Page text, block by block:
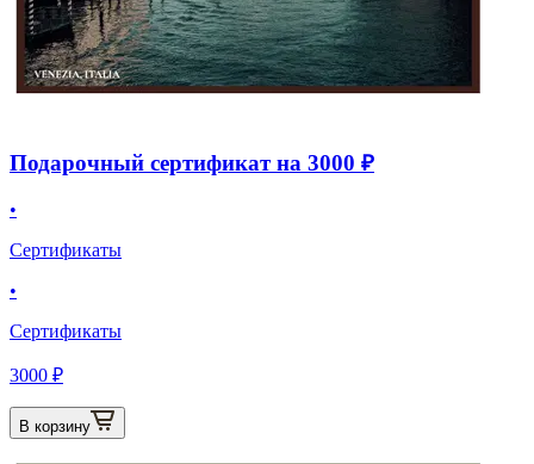
Подарочный сертификат на 3000 ₽
•
Сертификаты
•
Сертификаты
3000 ₽
В корзину